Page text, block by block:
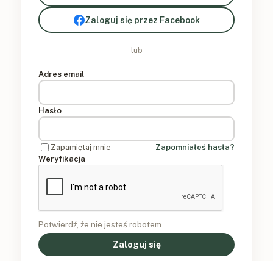
Zaloguj się przez Facebook
lub
Adres email
Hasło
Zapamiętaj mnie
Zapomniałeś hasła?
Weryfikacja
Potwierdź, że nie jesteś robotem.
Zaloguj się